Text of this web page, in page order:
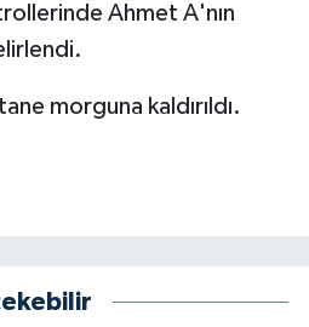
Ahmet A'nın
morguna kaldırıldı.